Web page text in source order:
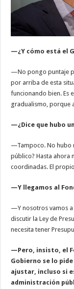
—¿Y cómo está el
—No pongo puntaje
por arriba de esta
funcionando bien. Es
gradualismo, porque
—¿Dice que hubo
—Tampoco. No hubo
público? Hasta ahora
coordinadas. El
—Y llegamos al
—Y nosotros vamos a
discutir la Ley de
necesita tener
—Pero, insisto, el
Gobierno se lo
ajustar, incluso si
administración